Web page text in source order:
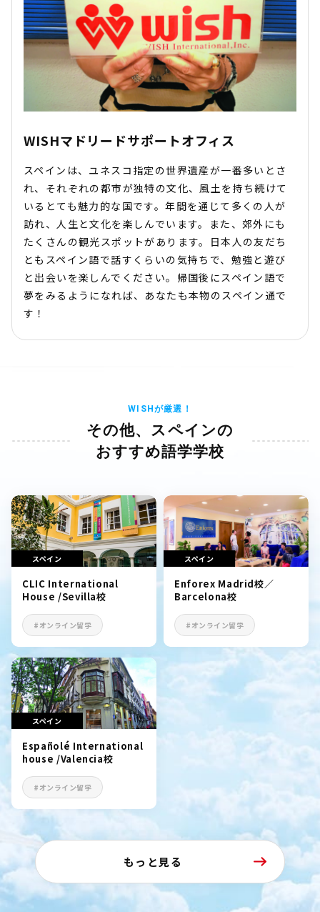
WISHマドリードサポートオフィス
スペインは、ユネスコ指定の世界遺産が一番多いとさ
れ、それぞれの都市が独特の文化、風土を持ち続けて
いるとても魅力的な国です。年間を通じて多くの人が
訪れ、人生と文化を楽しんでいます。また、郊外にも
たくさんの観光スポットがあります。日本人の友だち
ともスペイン語で話すくらいの気持ちで、勉強と遊び
と出会いを楽しんでください。帰国後にスペイン語で
夢をみるようになれば、あなたも本物のスペイン通で
す！
WISHが厳選！
その他、スペインの
おすすめ語学学校
スペイン
CLIC International
House /Sevilla校
#オンライン留学
スペイン
Enforex Madrid校／
Barcelona校
#オンライン留学
スペイン
Españolé International
house /Valencia校
#オンライン留学
もっと見る